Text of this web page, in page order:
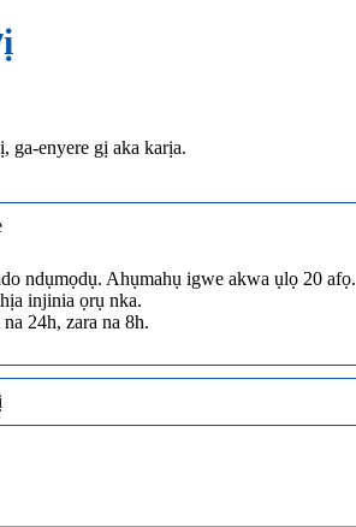
ga-enyere gị aka karịa.
ndụmọdụ. Ahụmahụ igwe akwa ụlọ 20 afọ.
injinia ọrụ nka.
24h, zara na 8h.